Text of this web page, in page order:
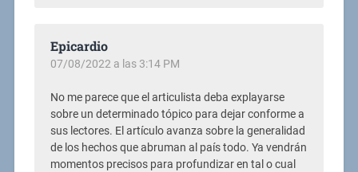
Epicardio
07/08/2022 a las 3:14 PM
No me parece que el articulista deba explayarse
sobre un determinado tópico para dejar conforme a
sus lectores. El artículo avanza sobre la generalidad
de los hechos que abruman al país todo. Ya vendrán
momentos precisos para profundizar en tal o cual